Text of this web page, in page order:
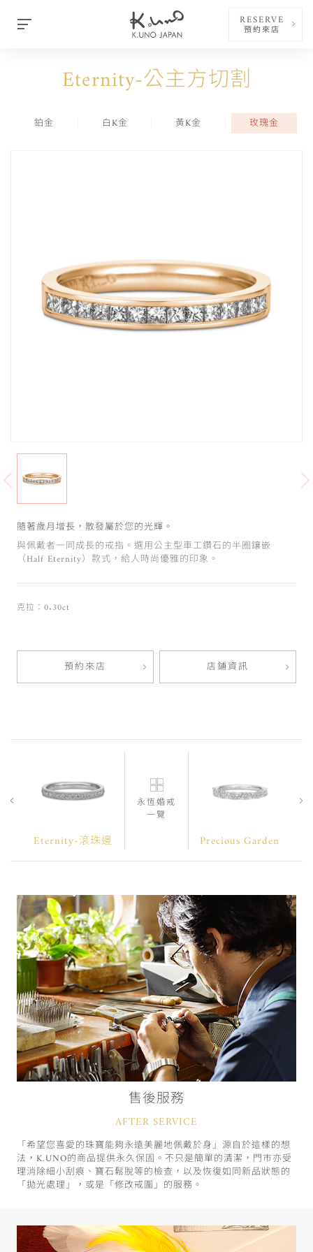
RESERVE
預約來店
Eternity-公主方切割
鉑金 白K金 黃K金 玫瑰金
隨著歲月增長，散發屬於您的光輝。
與佩戴者一同成長的戒指。選用公主型車工鑽石的半圈鑲嵌
（Half Eternity）款式，給人時尚優雅的印象。
克拉：0.30ct
預約來店 店鋪資訊
Eternity-滾珠邊
永恆婚戒
一覽
Precious Garden
售後服務
AFTER SERVICE
「希望您喜愛的珠寶能夠永遠美麗地佩戴於身」源自於這樣的想
法，K.UNO的商品提供永久保固。不只是簡單的清潔，門市亦受
理消除細小刮痕、寶石鬆脫等的檢查，以及恢復如同新品狀態的
「拋光處理」，或是「修改戒圍」的服務。